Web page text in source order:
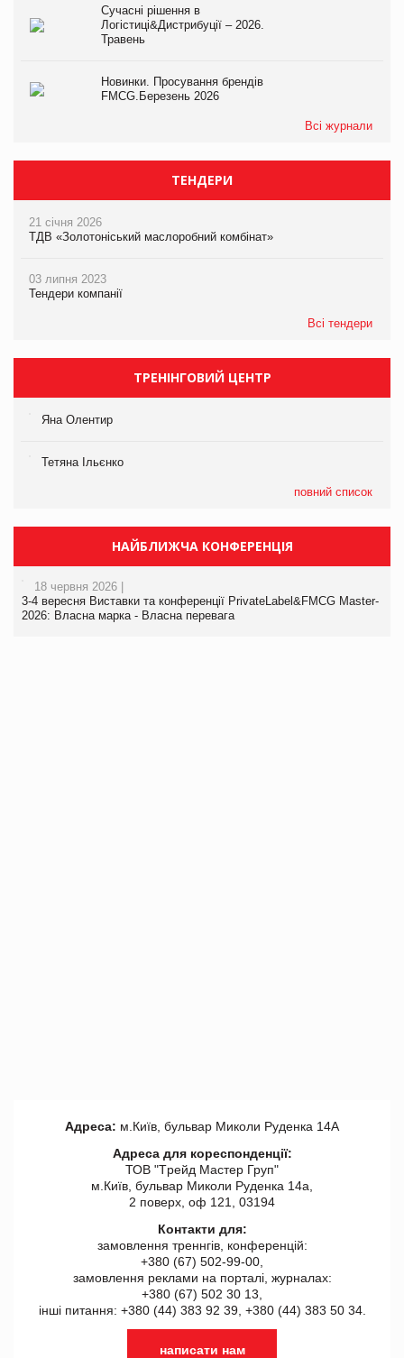
Сучасні рішення в
Логістиці&Дистрибуції – 2026.
Травень
Новинки. Просування брендів
FMCG.Березень 2026
Всі журнали
ТЕНДЕРИ
21 січня 2026
ТДВ «Золотоніський маслоробний комбінат»
03 липня 2023
Тендери компанії
Всі тендери
ТРЕНІНГОВИЙ ЦЕНТР
Яна Олентир
Тетяна Ільєнко
повний список
НАЙБЛИЖЧА КОНФЕРЕНЦІЯ
18 червня 2026 |
3-4 вересня Виставки та конференції PrivateLabel&FMCG Master-
2026: Власна марка - Власна перевага
Адреса: м.Київ, бульвар Миколи Руденка 14А
Адреса для кореспонденції:
ТОВ "Tрейд Мастер Груп"
м.Київ, бульвар Миколи Руденка 14а,
2 поверх, оф 121, 03194
Контакти для:
замовлення треннгів, конференцій:
+380 (67) 502-99-00,
замовлення реклами на порталі, журналах:
+380 (67) 502 30 13,
інші питання: +380 (44) 383 92 39, +380 (44) 383 50 34.
написати нам